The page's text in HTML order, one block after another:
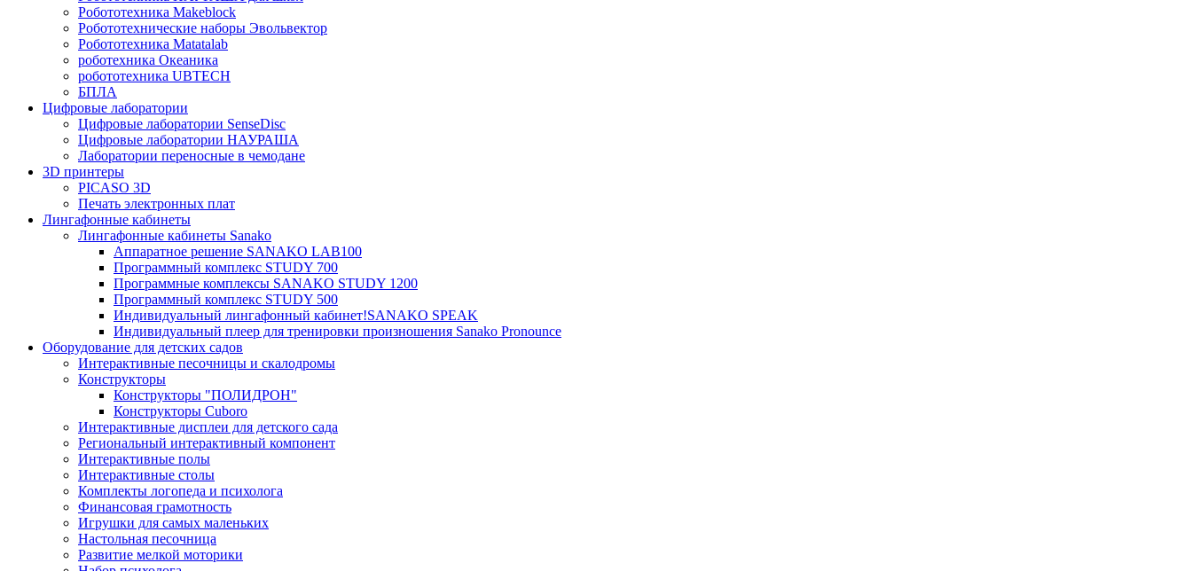
Робототехника Makeblock
Робототехнические наборы Эвольвектор
Робототехника Matatalab
роботехника Океаника
робототехника UBTECH
БПЛА
Цифровые лаборатории
Цифровые лаборатории SenseDisc
Цифровые лаборатории НАУРАША
Лаборатории переносные в чемодане
3D принтеры
PICASO 3D
Печать электронных плат
Лингафонные кабинеты
Лингафонные кабинеты Sanako
Аппаратное решение SANAKO LAB100
Программный комплекс STUDY 700
Программные комплексы SANAKO STUDY 1200
Программный комплекс STUDY 500
Индивидуальный лингафонный кабинет!SANAKO SPEAK
Индивидуальный плеер для тренировки произношения Sanako Pronounce
Оборудование для детских садов
Интерактивные песочницы и скалодромы
Конструкторы
Конструкторы "ПОЛИДРОН"
Конструкторы Cuboro
Интерактивные дисплеи для детского сада
Региональный интерактивный компонент
Интерактивные полы
Интерактивные столы
Комплекты логопеда и психолога
Финансовая грамотность
Игрушки для самых маленьких
Настольная песочница
Развитие мелкой моторики